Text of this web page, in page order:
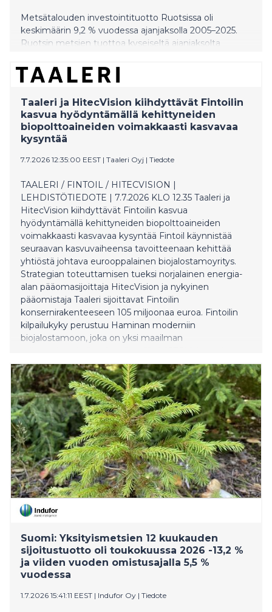
Metsätalouden investointituotto Ruotsissa oli
keskimäärin 9,2 % vuodessa ajanjaksolla 2005–2025.
Ruotsin metsien tuottoa kyseiseltä ajanjaksolta
suomalaisten yksityismetsien pääoman tuottoon, joka
oli 7,8 % vuodessa samalla ajanjaksolla. Induforin
vertailun metsätalouden investointiekonomiasta
Ruotsissa. Vuosina 2005–2022, ennen Venäjän
täysimittaista hyökkäystä Ukrainaan, metsätalouden
investointituotto Ruotsissa oli 6,2 % vuodessa
verrattuna yksityisen metsätalouden 6,7 %:n tuottoon
on lisännyt erityisesti Ruotsissa puun hintojen nopea
nousu, erityisesti ruotsalaisen sahatukin hintatason
nousu, jota on myös vauhdittanut korkealaatuisen
rakennuspuun niukkuus Keski-Euroopassa. Tuottojen
taso Ruotsissa näyttäisi olevan parhaillaan ainakin
toistaiseksi konvergoitumassa kohti pidemmän
aikavälin keskiarvoa. Käytännössä yhtäaikaisesti
Suomen raakapuuma
Taaleri ja HitecVision kiihdyttävät Fintoilin
kasvua hyödyntämällä kehittyneiden
biopolttoaineiden voimakkaasti kasvavaa
kysyntää
7.7.2026 12:35:00 EEST | Taaleri Oyj | Tiedote
TAALERI / FINTOIL / HITECVISION |
LEHDISTÖTIEDOTE | 7.7.2026 KLO 12.35 Taaleri ja
HitecVision kiihdyttävät Fintoilin kasvua
hyödyntämällä kehittyneiden biopolttoaineiden
voimakkaasti kasvavaa kysyntää Fintoil käynnistää
seuraavan kasvuvaiheensa tavoitteenaan kehittää
yhtiöstä johtava eurooppalainen biojalostamoyritys.
Strategian toteuttamisen tueksi norjalainen energia-
alan pääomasijoittaja HitecVision ja nykyinen
pääomistaja Taaleri sijoittavat Fintoilin
konsernirakenteeseen 105 miljoonaa euroa. Fintoilin
kilpailukyky perustuu Haminan moderniin
biojalostamoon, joka on yksi maailman
laitoksista. Fintoil tarjoaa korkealaatuisia ja vastuullisia
tuotteita globaaleille biopolttoaine- ja
biokemikaalialoille sekä kehittää jatkuvasti uusia
tuotteita asiakkaidensa tarpeisiin. Järjestely vahvistaa
Fintoilin tasetta, tukee käynnissä olevaa tuotannon
skaalaamista Haminassa sekä mahdollistaa
lisäkasvumahdollisuuksien arvioinnin ja orgaanisen
kasvu
Suomi: Yksityismetsien 12 kuukauden
sijoitustuotto oli toukokuussa 2026 -13,2 %
ja viiden vuoden omistusajalla 5,5 %
vuodessa
1.7.2026 15:41:11 EEST | Indufor Oy | Tiedote